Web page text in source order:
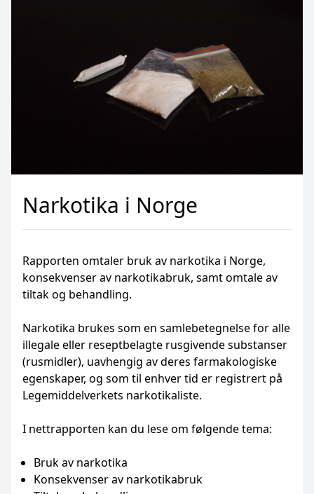
Narkotika i Norge
Rapporten omtaler bruk av narkotika i Norge,
konsekvenser av narkotikabruk, samt omtale av
tiltak og behandling.
Narkotika brukes som en samlebetegnelse for alle
illegale eller reseptbelagte rusgivende substanser
(rusmidler), uavhengig av deres farmakologiske
egenskaper, og som til enhver tid er registrert på
Legemiddelverkets narkotikaliste.
I nettrapporten kan du lese om følgende tema:
Bruk av narkotika
Konsekvenser av narkotikabruk